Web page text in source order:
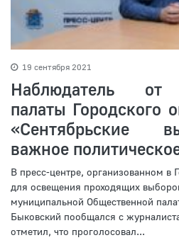
19 сентября 2021
Наблюдатель от
палаты Городского
«Сентябрьские
важное
В пресс-центре, организованном в
для освещения проходящих
муниципальной Общественной
Быковский пообщался с
отметил, что проголосовал...